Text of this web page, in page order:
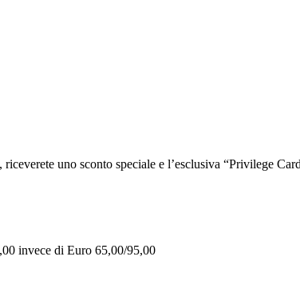
uno sconto speciale e l’esclusiva “Privilege
invece di Euro 65,00/95,00